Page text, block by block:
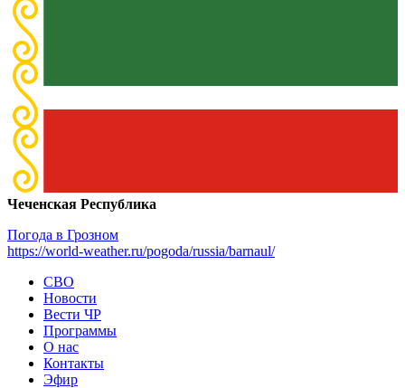
Чеченская Республика
Погода в Грозном
https://world-weather.ru/pogoda/russia/barnaul/
СВО
Новости
Вести ЧР
Программы
О нас
Контакты
Эфир